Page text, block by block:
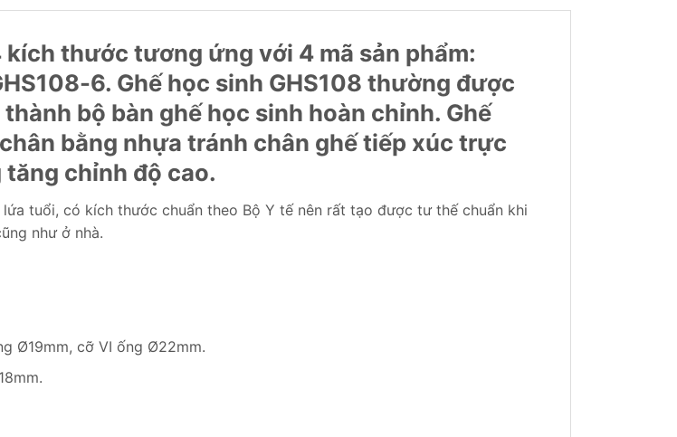
kích thước tương ứng với 4 mã sản phẩm:
6. Ghế học sinh GHS108 thường được
bộ bàn ghế học sinh hoàn chỉnh. Ghế
bằng nhựa tránh chân ghế tiếp xúc trực
chỉnh độ cao.
tuổi, có kích thước chuẩn theo Bộ Y tế nên rất tạo được tư thế chuẩn khi
như ở nhà.
Ø19mm, cỡ VI ống Ø22mm.